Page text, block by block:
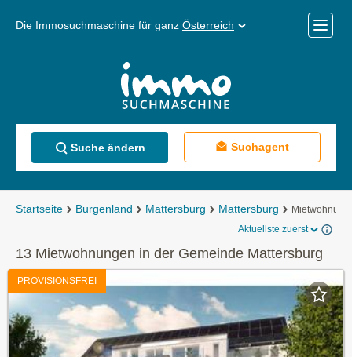
Die Immosuchmaschine für ganz Österreich
Menü
Suche ändern Suchagent
Startseite Burgenland Mattersburg Mattersburg
Aktuellste zuerst
13 Mietwohnungen in der Gemeinde Mattersburg
PROVISIONSFREI